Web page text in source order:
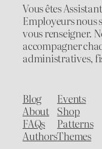
Vous êtes
Employeurs nous
vous renseigner.
accompagner
administratives,
Blog
About
FAQs
Authors
Events
Shop
Patterns
Themes